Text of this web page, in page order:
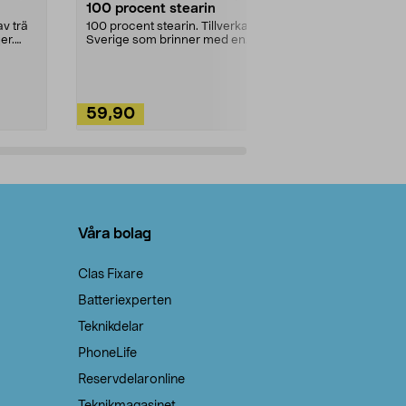
trä
100 procent stearin
100 procent stearin. Tillverkade i
Sverige som brinner med en
59,90
Våra bolag
Clas Fixare
Batteriexperten
Teknikdelar
PhoneLife
Reservdelaronline